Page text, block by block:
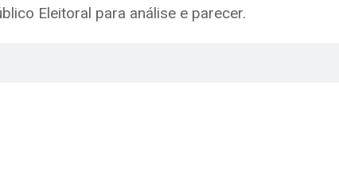
Eleitoral para análise e parecer.